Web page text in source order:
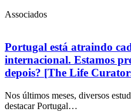
Associados
Portugal está atraindo
internacional. Estamos
depois? [The Life
Nos últimos meses, diversos
destacar Portugal…